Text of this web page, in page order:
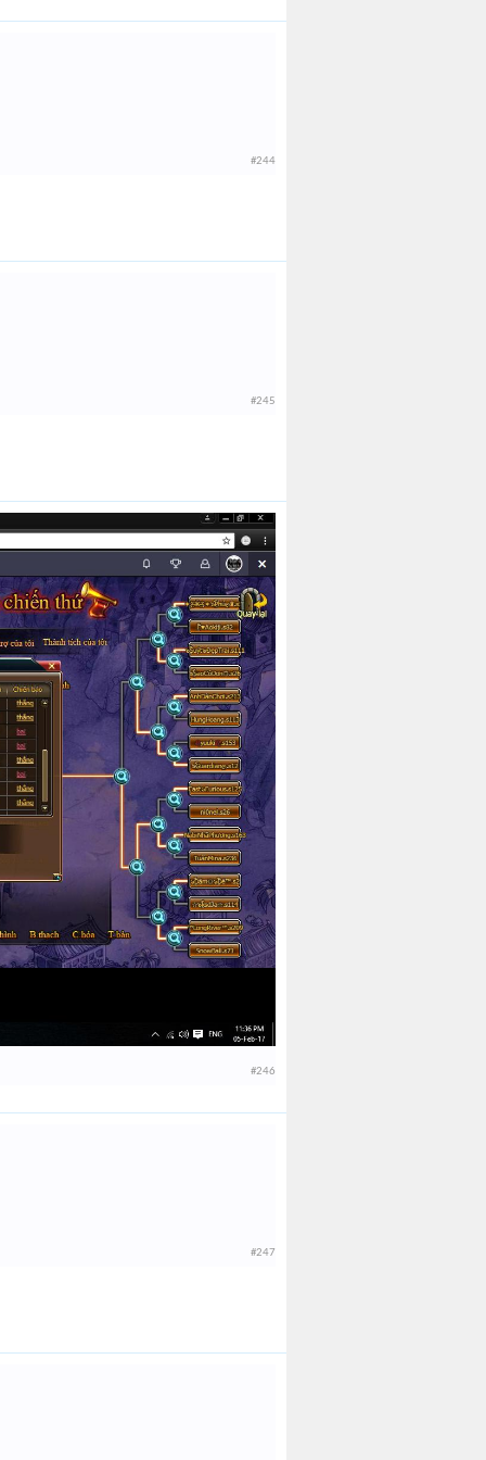
#244
#245
#246
#247